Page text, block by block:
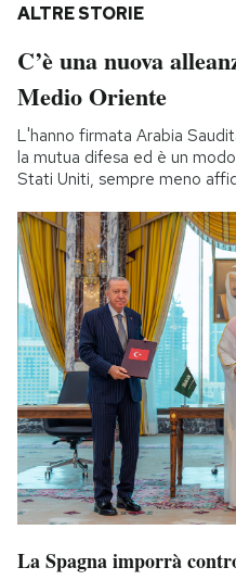
ALTRE STORIE
C’è una nuova
Medio Oriente
L'hanno firmata Arabia
la mutua difesa ed è un
Stati Uniti, sempre meno
La Spagna imporrà